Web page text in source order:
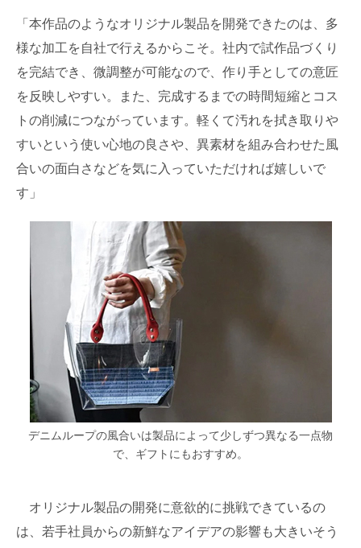
「本作品のようなオリジナル製品を開発できたのは、多
様な加工を自社で行えるからこそ。社内で試作品づくり
を完結でき、微調整が可能なので、作り手としての意匠
を反映しやすい。また、完成するまでの時間短縮とコス
トの削減につながっています。軽くて汚れを拭き取りや
すいという使い心地の良さや、異素材を組み合わせた風
合いの面白さなどを気に入っていただければ嬉しいで
す」
デニムループの風合いは製品によって少しずつ異なる一点物
で、ギフトにもおすすめ。
オリジナル製品の開発に意欲的に挑戦できているの
は、若手社員からの新鮮なアイデアの影響も大きいそう